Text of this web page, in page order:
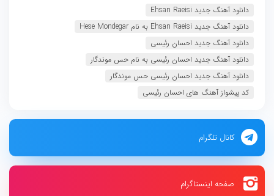
دانلود آهنگ جدید Ehsan Raeisi
دانلود آهنگ جدید Ehsan Raeisi به نام Hese Mondegar
دانلود آهنگ جدید احسان رئیسی
دانلود آهنگ جدید احسان رئیسی به نام حس موندگار
دانلود آهنگ جدید احسان رئیسی حس موندگار
کد پیشواز آهنگ های احسان رئیسی
کانال تلگرام
صفحه اینستاگرام